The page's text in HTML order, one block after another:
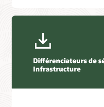
Différenciateurs de
Infrastructure